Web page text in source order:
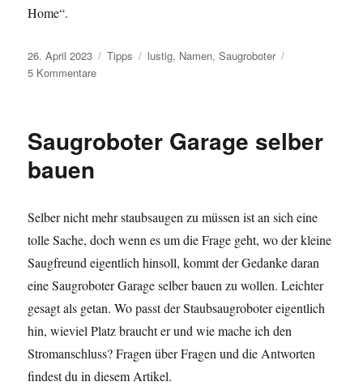
Home“.
Veröffentlicht
am
26. April 2023 Kategorien
Tipps Schlagwörter
lustig, Namen,Saugroboter
5 Kommentarezu
Saugroboter Garage selber
bauen
Selber nicht mehr staubsaugen zu müssen ist an sich eine
tolle Sache, doch wenn es um die Frage geht, wo der kleine
Saugfreund eigentlich hinsoll, kommt der Gedanke daran
eine Saugroboter Garage selber bauen zu wollen. Leichter
gesagt als getan. Wo passt der Staubsaugroboter eigentlich
hin, wieviel Platz braucht er und wie mache ich den
Stromanschluss? Fragen über Fragen und die Antworten
findest du in diesem Artikel.